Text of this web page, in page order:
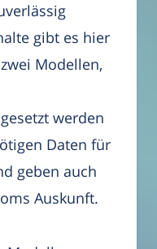
gibt es hier
Modellen,
werden
Daten für
geben auch
Auskunft.